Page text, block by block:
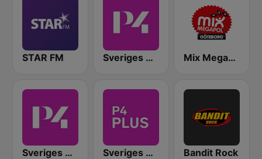
STAR FM Sveriges Radio P4 Malmöhus Mix Megapol Göteborg
Sveriges Radio P4 Göteborg Sveriges Radio P4 Plus Bandit Rock